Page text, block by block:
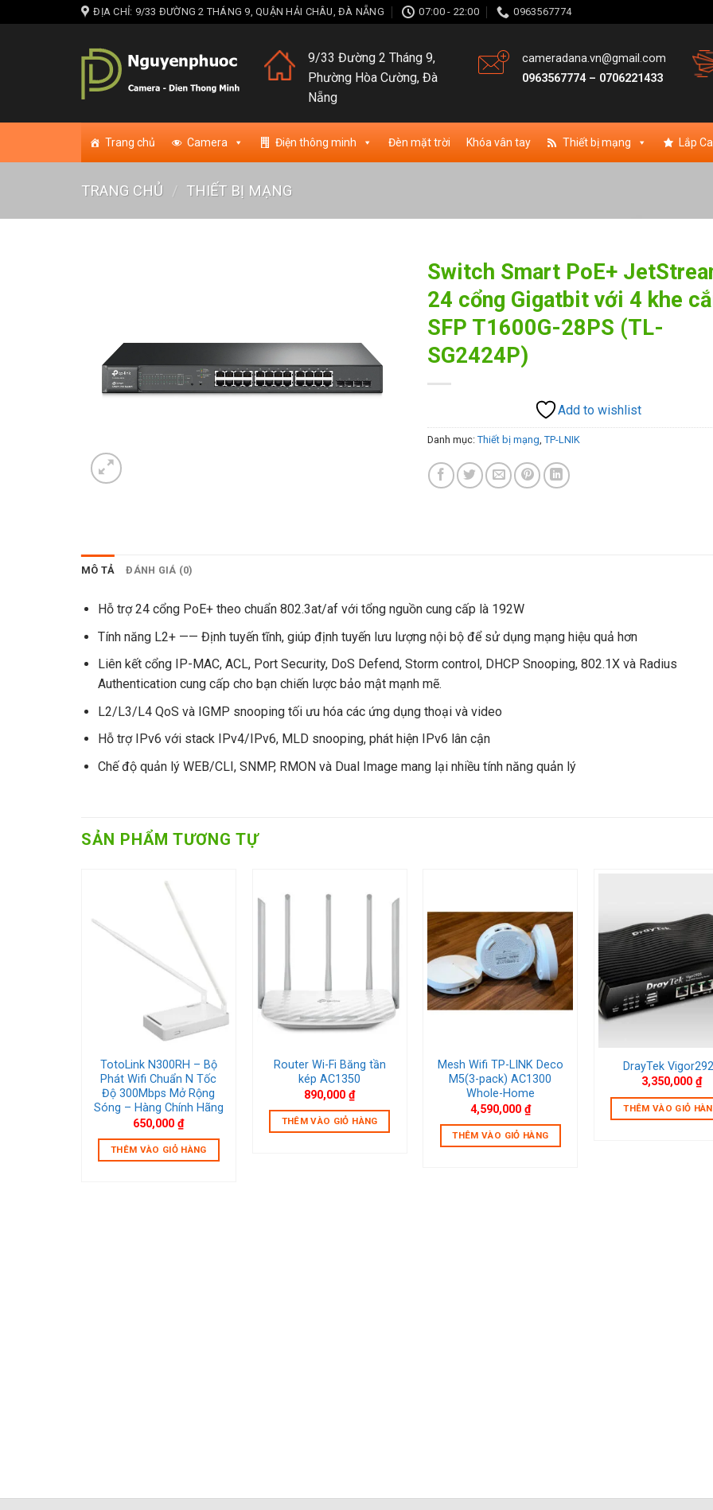
to
ĐỊA CHỈ: 9/33 ĐƯỜNG 2 THÁNG 9, QUẬN HẢI CHÂU, ĐÀ NẴNG 07:00 - 22:00 0963567774
9/33 Đường 2 Tháng 9,
Phường Hòa Cường, Đà
Nẵng
cameradana.vn@gmail.com
0963567774– 0706221433
Trang chủ Camera Điện thông minh Đèn mặt trời Khóa vân tay Thiết bị mạng Lắp
TRANG CHỦ / THIẾT BỊ MẠNG
Switch Smart PoE+
24 cổng Gigatbit với 4 khe
SFP T1600G-28PS (TL-
SG2424P)
Add to wishlist
Danh mục: Thiết bị mạng, TP-LNIK
MÔ TẢ ĐÁNH GIÁ (0)
Hỗ trợ 24 cổng PoE+ theo chuẩn 802.3at/af với tổng nguồn cung cấp là 192W
Tính năng L2+ —— Định tuyến tĩnh, giúp định tuyến lưu lượng nội bộ để sử dụng mạng hiệu quả hơn
Liên kết cổng IP-MAC, ACL, Port Security, DoS Defend, Storm control, DHCP Snooping, 802.1X và Radius
Authentication cung cấp cho bạn chiến lược bảo mật mạnh mẽ.
L2/L3/L4 QoS và IGMP snooping tối ưu hóa các ứng dụng thoại và video
Hỗ trợ IPv6 với stack IPv4/IPv6, MLD snooping, phát hiện IPv6 lân cận
Chế độ quản lý WEB/CLI, SNMP, RMON và Dual Image mang lại nhiều tính năng quản lý
SẢN PHẨM TƯƠNG TỰ
Add to wishlist
TotoLink N300RH – Bộ
Phát Wifi Chuẩn N Tốc
Độ 300Mbps Mở Rộng
Sóng – Hàng Chính Hãng
650,000₫
THÊM VÀO GIỎ HÀNG
Router Wi-Fi Băng tần
kép AC1350
890,000₫
THÊM VÀO GIỎ HÀNG
Add to wishlist
Mesh Wifi TP-LINK Deco
M5(3-pack) AC1300
Whole-Home
4,590,000 ₫
THÊM VÀO GIỎ HÀNG
Add to
DrayTek
3,350,000 ₫
THÊM VÀO GIỎ